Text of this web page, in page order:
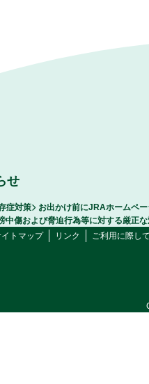
せ
症対策
お出かけ前にJRAホームペ
中傷および脅迫行為等に対する厳正
トマップ リンク ご利用に際し